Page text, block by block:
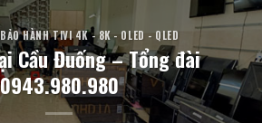
HÀNH TIVI 4K - 8K - OLED - QLED
Cầu Đuống – Tổng đài
0943.980.980